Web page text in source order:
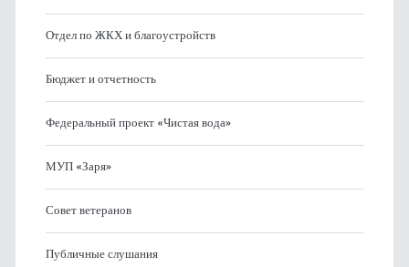
Отдел по ЖКХ и благоустройств
Бюджет и отчетность
Федеральный проект «Чистая вода»
МУП «Заря»
Совет ветеранов
Публичные слушания